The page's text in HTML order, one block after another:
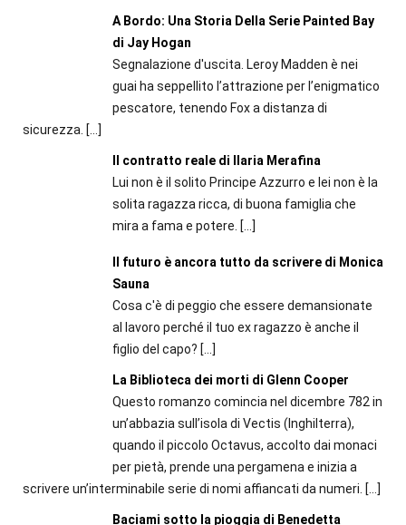
A Bordo: Una Storia Della Serie Painted Bay
di Jay Hogan
Segnalazione d'uscita. Leroy Madden è nei
guai ha seppellito l’attrazione per l’enigmatico
pescatore, tenendo Fox a distanza di
sicurezza. […]
Il contratto reale di Ilaria Merafina
Lui non è il solito Principe Azzurro e lei non è la
solita ragazza ricca, di buona famiglia che
mira a fama e potere. […]
Il futuro è ancora tutto da scrivere di Monica
Sauna
Cosa c'è di peggio che essere demansionate
al lavoro perché il tuo ex ragazzo è anche il
figlio del capo? […]
La Biblioteca dei morti di Glenn Cooper
Questo romanzo comincia nel dicembre 782 in
un’abbazia sull’isola di Vectis (Inghilterra),
quando il piccolo Octavus, accolto dai monaci
per pietà, prende una pergamena e inizia a
scrivere un’interminabile serie di nomi affiancati da numeri. […]
Baciami sotto la pioggia di Benedetta